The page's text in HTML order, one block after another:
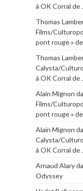
à OK Corral de
Thomas
Films/
pont rouge »
Thomas
Calysta/
à OK Corral de
Alain Mignon
Films/
pont rouge »
Alain Mignon
Calysta/
à OK Corral de
Arnaud Alary
Odyssey